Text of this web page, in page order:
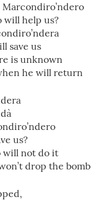
will help us?
save us
is unknown
he will return
us?
will not do it
drop the bomb